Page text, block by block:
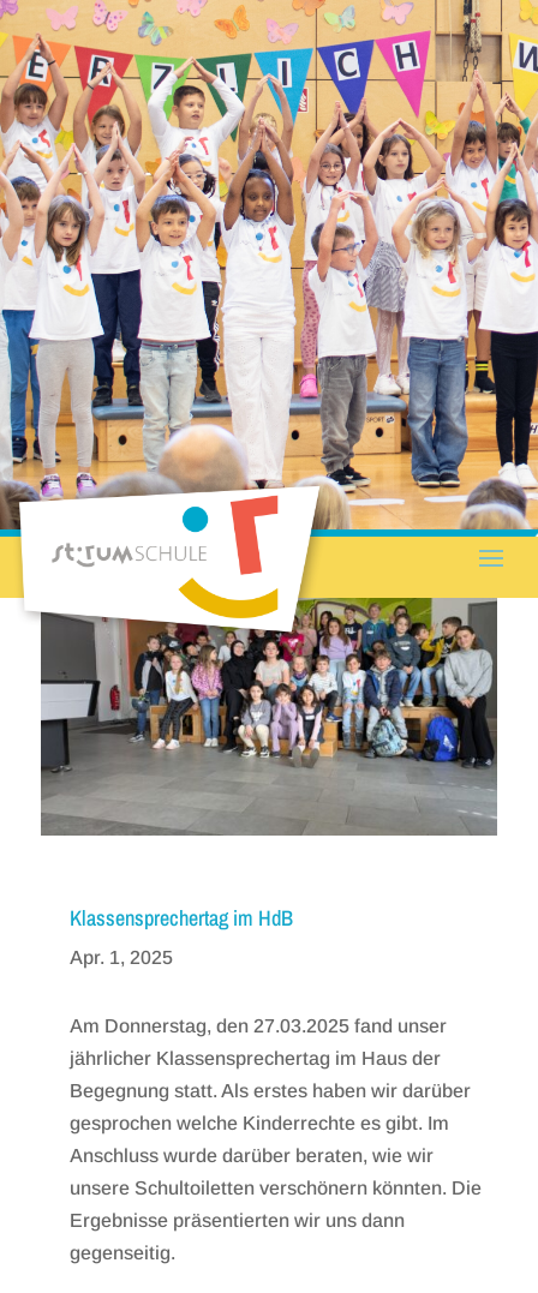
Klassensprechertag im HdB
Apr. 1, 2025
Am Donnerstag, den 27.03.2025 fand unser
jährlicher Klassensprechertag im Haus der
Begegnung statt. Als erstes haben wir darüber
gesprochen welche Kinderrechte es gibt. Im
Anschluss wurde darüber beraten, wie wir
unsere Schultoiletten verschönern könnten. Die
Ergebnisse präsentierten wir uns dann
gegenseitig.